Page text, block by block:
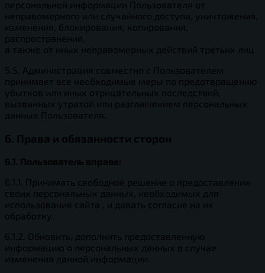
персональной информации Пользователя от
неправомерного или случайного доступа, уничтожения,
изменения, блокирования, копирования,
распространения,
а также от иных неправомерных действий третьих лиц.
5.5. Администрация совместно с Пользователем
принимает все необходимые меры по предотвращению
убытков или иных отрицательных последствий,
вызванных утратой или разглашением персональных
данных Пользователя.
6. Права и обязанности сторон
6.1. Пользователь вправе:
6.1.1. Принимать свободное решение о предоставлении
своих персональных данных, необходимых для
использования сайта , и давать согласие на их
обработку.
6.1.2. Обновить, дополнить предоставленную
информацию о персональных данных в случае
изменения данной информации.